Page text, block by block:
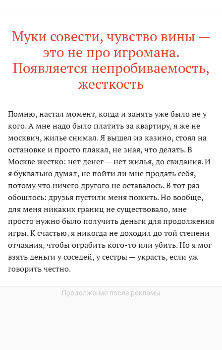
Муки совести, чувство вины —
это не про игромана.
Появляется непробиваемость,
жесткость
Помню, настал момент, когда и занять уже было не у
кого. А мне надо было платить за квартиру, я же не
москвич, жилье снимал. Я вышел из казино, стоял на
остановке и просто плакал, не зная, что делать. В
Москве жестко: нет денег — нет жилья, до свидания. И
я буквально думал, не пойти ли мне продать себя,
потому что ничего другого не оставалось. В тот раз
обошлось: друзья пустили меня пожить. Но вообще,
для меня никаких границ не существовало, мне
просто нужно было получить деньги для продолжения
игры. К счастью, я никогда не доходил до той степени
отчаяния, чтобы ограбить кого-то или убить. Но я мог
взять деньги у соседей, у сестры — украсть, если уж
говорить честно.